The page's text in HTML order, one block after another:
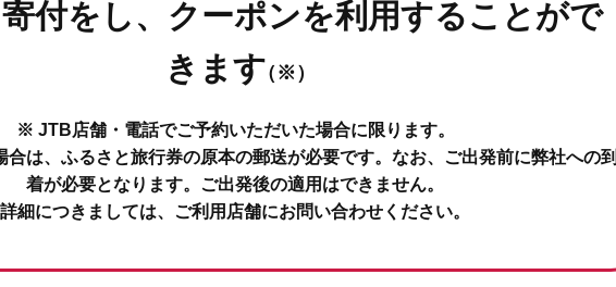
付をし、クーポンを利用することがで
きます（※）
※ JTB店舗・電話でご予約いただいた場合に限ります。
は、ふるさと旅行券の原本の郵送が必要です。なお、ご出発前に弊社への到
着が必要となります。ご出発後の適用はできません。
詳細につきましては、ご利用店舗にお問い合わせください。